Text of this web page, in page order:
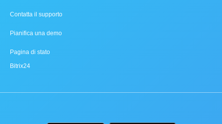
Contatta il supporto
Pianifica una demo
Pagina di stato
Bitrix24